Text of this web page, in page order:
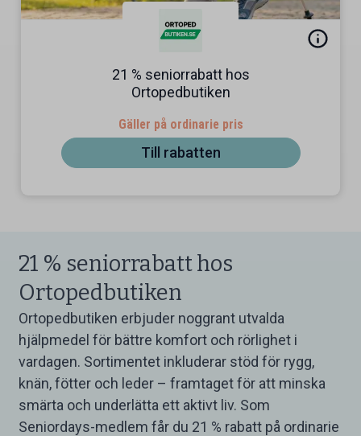
21 % seniorrabatt hos
Ortopedbutiken
Gäller på ordinarie pris
Till rabatten
21 % seniorrabatt hos
Ortopedbutiken
Ortopedbutiken erbjuder noggrant utvalda
hjälpmedel för bättre komfort och rörlighet i
vardagen. Sortimentet inkluderar stöd för rygg,
knän, fötter och leder – framtaget för att minska
smärta och underlätta ett aktivt liv. Som
Seniordays-medlem får du 21 % rabatt på ordinarie